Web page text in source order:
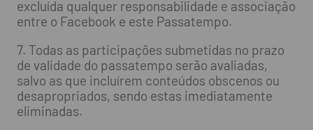
excluída qualquer responsabilidade e associação
entre o Facebook e este Passatempo.
7. Todas as participações submetidas no prazo
de validade do passatempo serão avaliadas,
salvo as que incluírem conteúdos obscenos ou
desapropriados, sendo estas imediatamente
eliminadas.